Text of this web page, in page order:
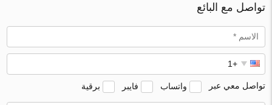
تواصل مع البائع
تواصل معي عبر واتساب فايبر برقية